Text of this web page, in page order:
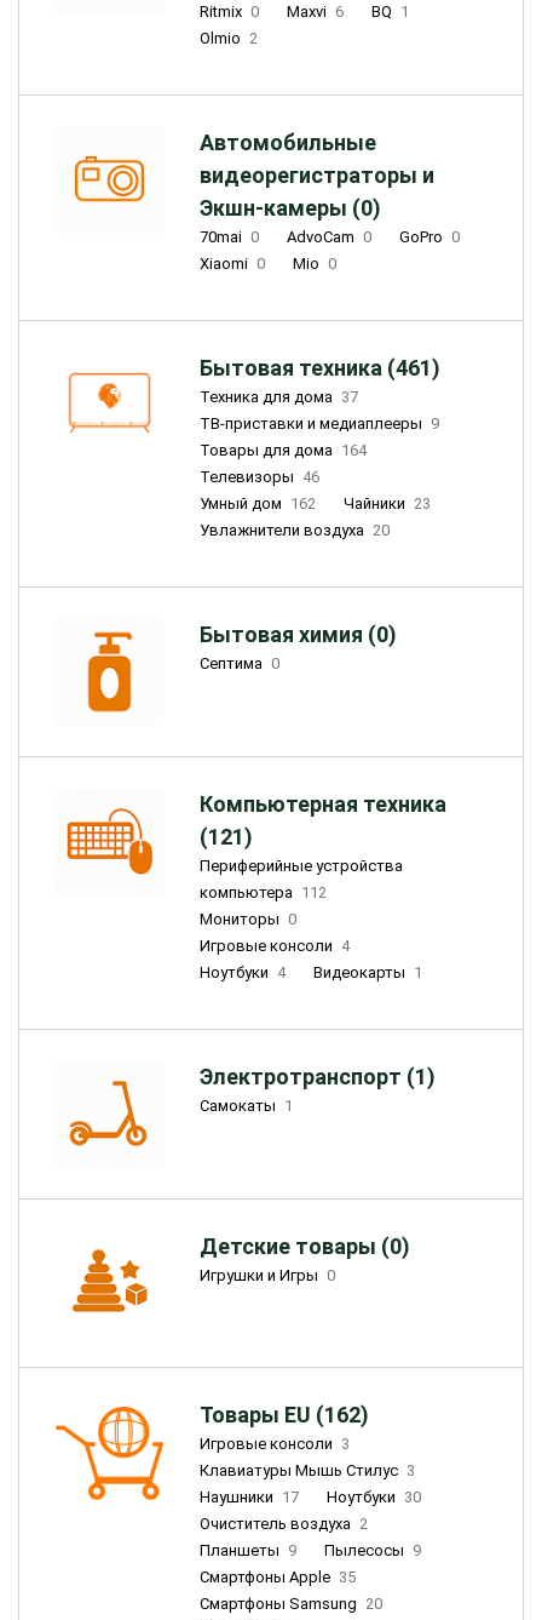
Ritmix 0 Maxvi 6 BQ 1
Olmio 2
Автомобильные
видеорегистраторы и
Экшн-камеры (0)
70mai 0 AdvoCam 0 GoPro 0
Xiaomi 0 Mio 0
Бытовая техника (461)
Техника для дома 37
ТВ-приставки и медиаплееры 9
Товары для дома 164
Телевизоры 46
Умный дом 162 Чайники 23
Увлажнители воздуха 20
Бытовая химия (0)
Септима 0
Компьютерная техника
(121)
Периферийные устройства
компьютера 112
Мониторы 0
Игровые консоли 4
Ноутбуки 4 Видеокарты 1
Электротранспорт (1)
Самокаты 1
Детские товары (0)
Игрушки и Игры 0
Товары EU (162)
Игровые консоли 3
Клавиатуры Мышь Стилус 3
Наушники 17 Ноутбуки 30
Очиститель воздуха 2
Планшеты 9 Пылесосы 9
Смартфоны Apple 35
Смартфоны Samsung 20